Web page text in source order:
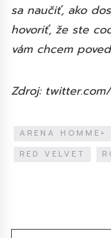
sa naučiť, ako
hovoriť, že ste
vám chcem
Zdroj:
ARENA HOMME+
RED VELVET